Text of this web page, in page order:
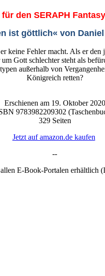
den SERAPH
ist göttlich« von Daniel
keine Fehler macht. Als er
Gott schlechter steht als
außerhalb von
Königreich retten?
Erschienen am 19. Oktober 2020
9783982209302
329 Seiten
Jetzt auf amazon.de kaufen
--
E-Book-Portalen erhältlich